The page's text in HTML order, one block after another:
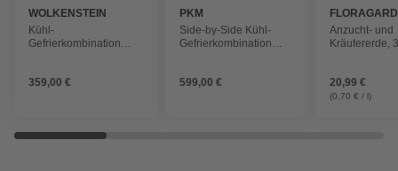
WOLKENSTEIN
Kühl-
Gefrierkombination
freistehend
359,00 €
PKM
Side-by-Side Kühl-
Gefrierkombination
cm, freistehend
599,00 €
FLORAGARD
Anzucht- und
Kräutererde,
20,99 €
(0,70 € / l)